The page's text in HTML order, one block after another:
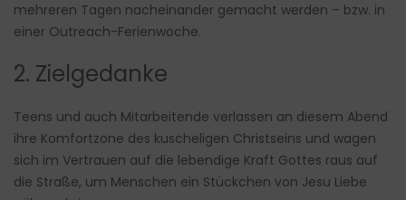
mehreren Tagen nacheinander gemacht werden – bzw. in
einer Outreach-Ferienwoche.
2. Zielgedanke
Teens und auch Mitarbeitende verlassen an diesem Abend
ihre Komfortzone des kuscheligen Christseins und wagen
sich im Vertrauen auf die lebendige Kraft Gottes raus auf
die Straße, um Menschen ein Stückchen von Jesu Liebe